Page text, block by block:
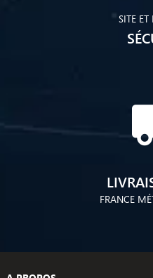
SITE
FRANCE